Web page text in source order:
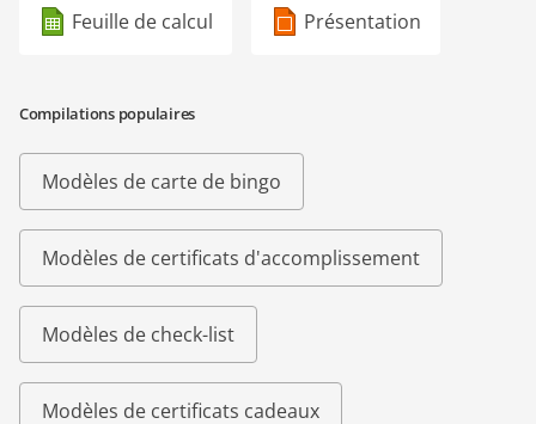
Feuille de calcul Présentation
Compilations populaires
Modèles de carte de bingo
Modèles de certificats d'accomplissement
Modèles de check-list
Modèles de certificats cadeaux